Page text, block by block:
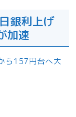
銀利上げ
加速
ら157円台へ大